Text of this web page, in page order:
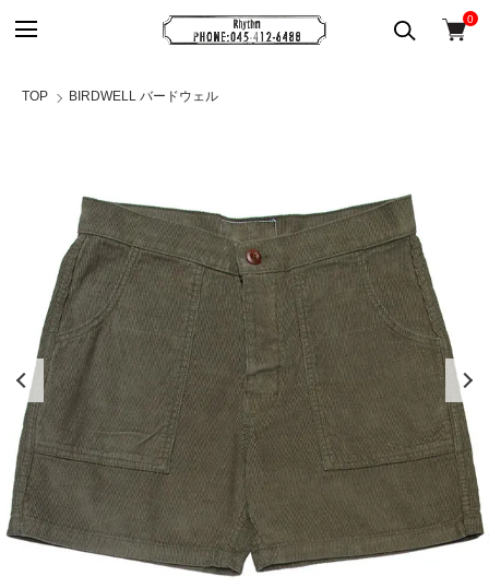
0
TOP BIRDWELL バードウェル